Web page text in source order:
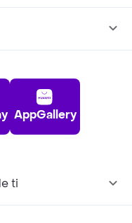
AppGallery
ti